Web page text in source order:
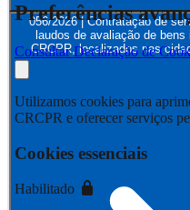
056/2026 | Contratação de
laudos de avaliação de
CRCPR, localizados nas
Preferências
Consultar Declaração de
Utilizamos cookies para
CRCPR e oferecer serviços
Cookies essenciais
Habilitado